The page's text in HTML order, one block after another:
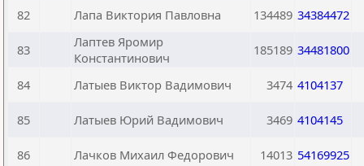
82 Лапа Виктория Павловна 134489 34384472
83
Лаптев Яромир
Константинович
185189 34481800
84 Латыев Виктор Вадимович 3474 4104137
85 Латыев Юрий Вадимович 3469 4104145
86 Лачков Михаил Федорович 14013 54169925